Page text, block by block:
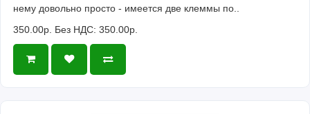
нему довольно просто - имеется две клеммы по..
350.00р. Без НДС: 350.00р.